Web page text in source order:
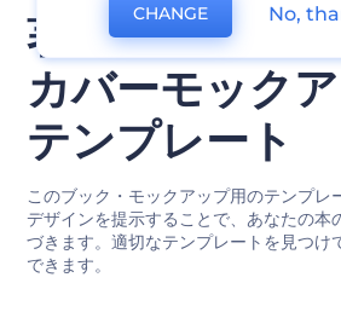
著者と出版社
カバーモック
テンプレート
このブック・モックアップ用のテンプレ
デザインを提示することで、あなたの本
づきます。適切なテンプレートを見つけ
できます。
CHANGE No,